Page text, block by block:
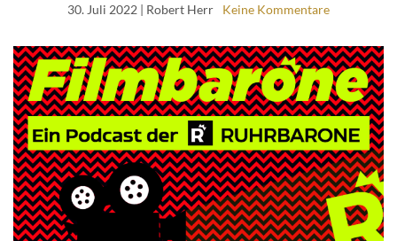
30. Juli 2022 | Robert Herr Keine Kommentare